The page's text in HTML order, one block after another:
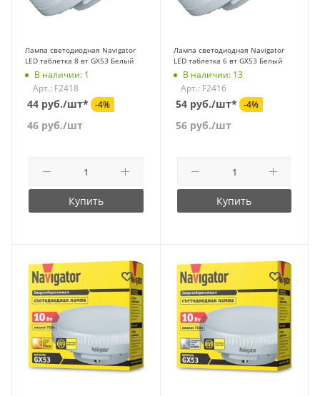
Лампа светодиодная Navigator
LED таблетка 8 вт GX53 Белый
В наличии: 1
Арт.: F2418
44 руб./шт* -4%
46 руб./шт
Купить
Лампа светодиодная Navigator
LED таблетка 6 вт GX53 Белый
В наличии: 13
Арт.: F2416
54 руб./шт* -4%
56руб./шт
Купить